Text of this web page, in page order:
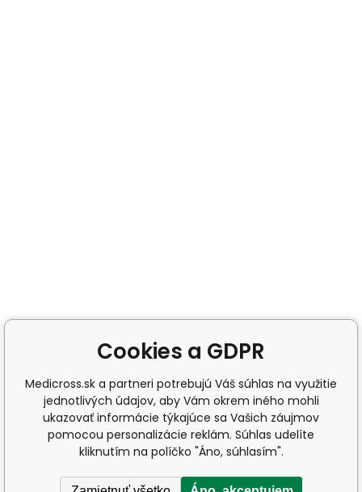
Cookies a GDPR
Medicross.sk a partneri potrebujú Váš súhlas na využitie
jednotlivých údajov, aby Vám okrem iného mohli
ukazovať informácie týkajúce sa Vašich záujmov
pomocou personalizácie reklám. Súhlas udelíte
kliknutím na políčko "Áno, súhlasím".